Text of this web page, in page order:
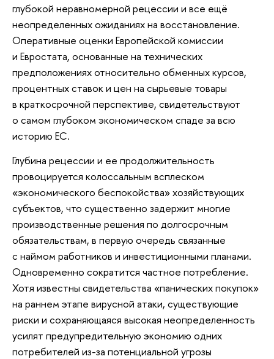
глубокой неравномерной рецессии и все ещё
неопределенных ожиданиях на восстановление.
Оперативные оценки Европейской комиссии
и Евростата, основанные на технических
предположениях относительно обменных курсов,
процентных ставок и цен на сырьевые товары
в краткосрочной перспективе, свидетельствуют
о самом глубоком экономическом спаде за всю
историю ЕС.
Глубина рецессии и ее продолжительность
провоцируется колоссальным всплеском
«экономического беспокойства» хозяйствующих
субъектов, что существенно задержит многие
производственные решения по долгосрочным
обязательствам, в первую очередь связанные
с наймом работников и инвестиционными планами.
Одновременно сократится частное потребление.
Хотя известны свидетельства «панических покупок»
на раннем этапе вирусной атаки, существующие
риски и сохраняющаяся высокая неопределенность
усилят предупредительную экономию одних
потребителей из-за потенциальной угрозы